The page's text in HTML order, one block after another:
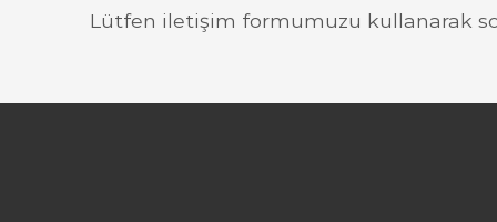
Lütfen iletişim formumuzu kullanarak